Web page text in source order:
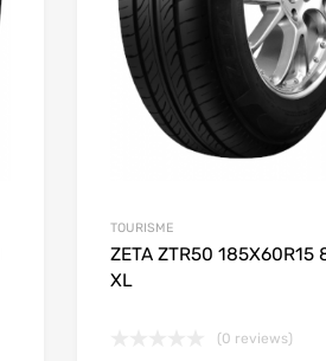
TOURISME
ZETA ZTR50 185X60R15
XL
(0 reviews)